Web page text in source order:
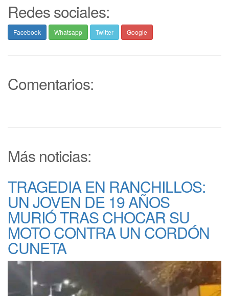
Redes sociales:
Facebook Whatsapp Twitter Google
Comentarios:
Más noticias:
TRAGEDIA EN RANCHILLOS:
UN JOVEN DE 19 AÑOS
MURIÓ TRAS CHOCAR SU
MOTO CONTRA UN CORDÓN
CUNETA